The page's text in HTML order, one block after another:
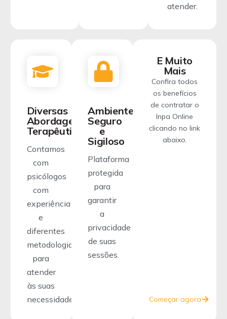
atender.
Diversas
Abordagens
Terapêuticas
Contamos
com
psicólogos
com
experiência
e
diferentes
metodologias
para
atender
às suas
necessidades.
Ambiente
Seguro
e
Sigiloso
Plataforma
protegida
para
garantir
a
privacidade
de suas
sessões.
E Muito
Mais
Confira todos
os benefícios
de contratar o
Inpa Online
clicando no link
abaixo.
Começar agora